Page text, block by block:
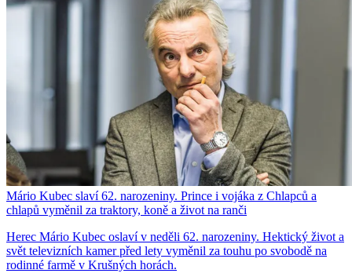
Mário Kubec slaví 62. narozeniny. Prince i vojáka z Chlapců a
chlapů vyměnil za traktory, koně a život na ranči
Herec Mário Kubec oslaví v neděli 62. narozeniny. Hektický život a
svět televizních kamer před lety vyměnil za touhu po svobodě na
rodinné farmě v Krušných horách.